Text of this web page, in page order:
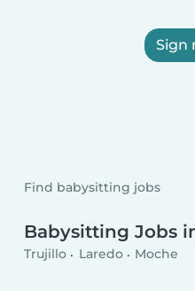
Sign
Find babysitting jobs
Babysitting Jobs
Trujillo Laredo Moche